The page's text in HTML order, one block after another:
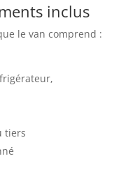
inclus
le van comprend :
tiers